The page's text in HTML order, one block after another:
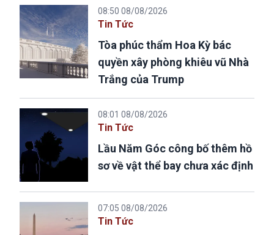
08:50 08/08/2026
Tin Tức
Tòa phúc thẩm Hoa Kỳ bác
quyền xây phòng khiêu vũ Nhà
Trắng của Trump
08:01 08/08/2026
Tin Tức
Lầu Năm Góc công bố thêm hồ
sơ về vật thể bay chưa xác định
07:05 08/08/2026
Tin Tức